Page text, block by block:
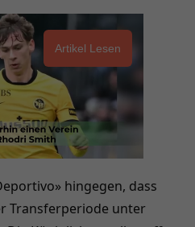
Artikel Lesen
hingegen, dass
Transferperiode unter